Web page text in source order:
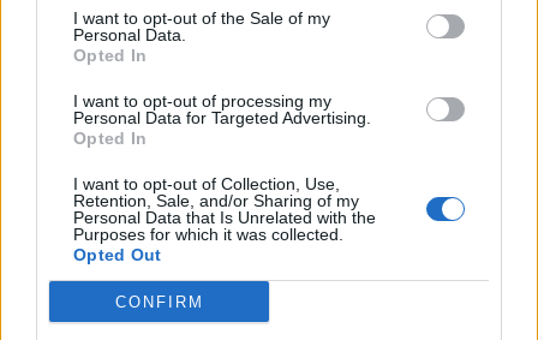
I want to opt-out of the Sale of my
Personal Data.
Opted In
I want to opt-out of processing my
Personal Data for Targeted Advertising.
Opted In
I want to opt-out of Collection, Use,
Retention, Sale, and/or Sharing of my
Personal Data that Is Unrelated with the
Purposes for which it was collected.
Opted Out
CONFIRM
OAE 1:0
B2TG 1:0 DV1
12 czerwca
OAE 0:1 DV1
20:00 GRP 1:0